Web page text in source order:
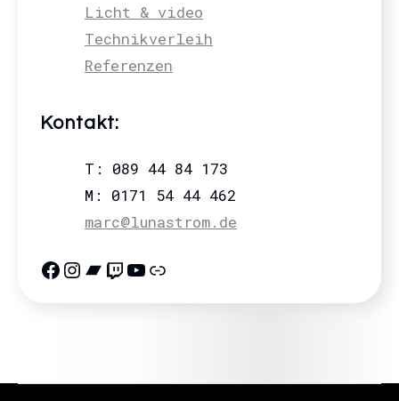
Licht & video
Technikverleih
Referenzen
Kontakt:
T: 089 44 84 173
M: 0171 54 44 462
marc@lunastrom.de